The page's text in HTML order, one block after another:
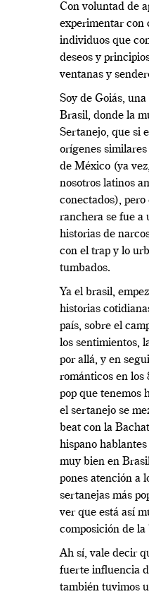
Con voluntad de
experimentar con
individuos que
deseos y
ventanas y
Soy de Goiás,
Brasil, donde la
Sertanejo, que si
orígenes
de México (ya
nosotros latinos
conectados), pero
ranchera se fue a
historias de
con el trap y lo
tumbados.
Ya el brasil,
historias
país, sobre el
los sentimientos,
por allá, y en
románticos en los
pop que tenemos
el sertanejo se
beat con la
hispano
muy bien en
pones atención a
sertanejas más
ver que está así
composición de la
Ah sí, vale decir
fuerte influencia
también tuvimos